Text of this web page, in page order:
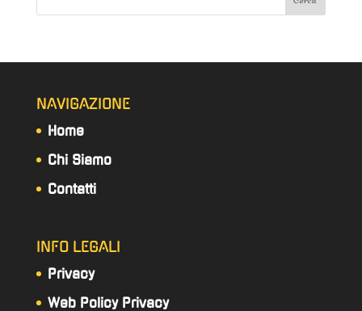
NAVIGAZIONE
Home
Chi Siamo
Contatti
INFO LEGALI
Privacy
Web Policy Privacy